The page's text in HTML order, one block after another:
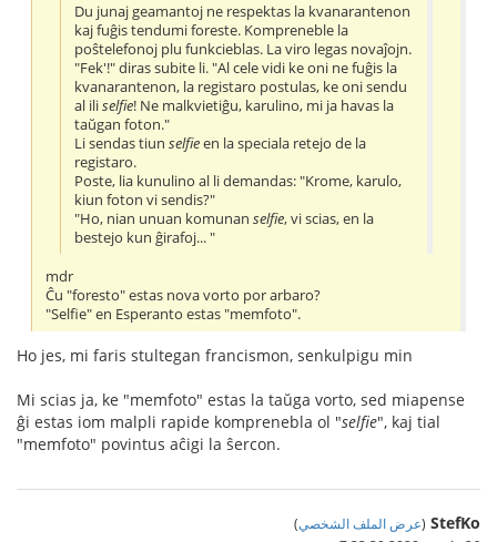
Du junaj geamantoj ne respektas la kvanarantenon
kaj fuĝis tendumi foreste. Kompreneble la
poŝtelefonoj plu funkcieblas. La viro legas novaĵojn.
"Fek'!" diras subite li. "Al cele vidi ke oni ne fuĝis la
kvanarantenon, la registaro postulas, ke oni sendu
al iliselfie! Ne malkvietiĝu, karulino, mi ja havas la
taŭgan foton."
Li sendas tiunselfieen la speciala retejo de la
registaro.
Poste, lia kunulino al li demandas: "Krome, karulo,
kiun foton vi sendis?"
"Ho, nian unuan komunanselfie, vi scias, en la
bestejo kun ĝirafoj... "
mdr
Ĉu "foresto" estas nova vorto por arbaro?
"Selfie" en Esperanto estas "memfoto".
Ho jes, mi faris stultegan francismon, senkulpigu min
Mi scias ja, ke "memfoto" estas la taŭga vorto, sed miapense
ĝi estas iom malpli rapide komprenebla ol "selfie", kaj tial
"memfoto" povintus aĉigi la ŝercon.
StefKo
(عرض الملف الشخصي)